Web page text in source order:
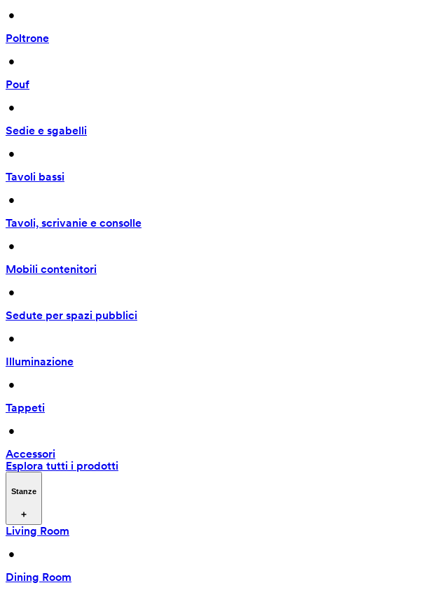
•
Poltrone
•
Pouf
•
Sedie e sgabelli
•
Tavoli bassi
•
Tavoli, scrivanie e consolle
•
Mobili contenitori
•
Sedute per spazi pubblici
•
Illuminazione
•
Tappeti
•
Accessori
Esplora tutti i prodotti
Stanze
Living Room
•
Dining Room